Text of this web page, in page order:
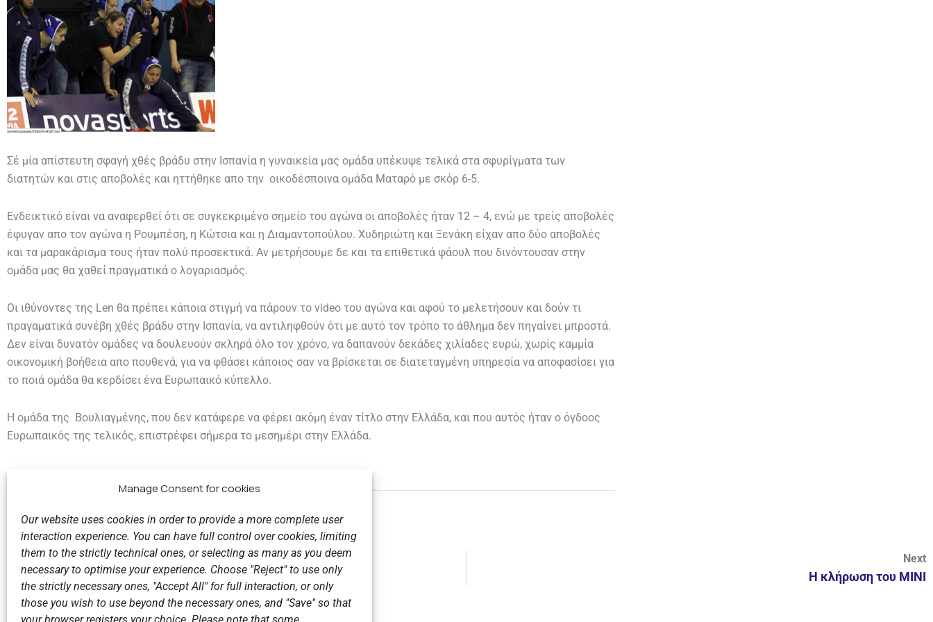
Manage Consent for cookies
Our website uses cookies in order to provide a more complete user
interaction experience. You can have full control over cookies, limiting
them to the strictly technical ones, or selecting as many as you deem
necessary to optimise your experience. Choose "Reject" to use only
the strictly necessary ones, "Accept All" for full interaction, or only
those you wish to use beyond the necessary ones, and "Save" so that
Σέ μία απίστευτη σφαγή χθές βράδυ στην Ισπανία η γυναικεία μας ομάδα υπέκυψε τελικά στα σφυρίγματα των
διατητών και στις αποβολές και ηττήθηκε απο την οικοδέσποινα ομάδα Ματαρό με σκόρ 6-5.
Ενδεικτικό είναι να αναφερθεί ότι σε συγκεκριμένο σημείο του αγώνα οι αποβολές ήταν 12 – 4, ενώ με τρείς αποβολές
έφυγαν απο τον αγώνα η Ρουμπέση, η Κώτσια και η Διαμαντοπούλου. Χυδηριώτη και Ξενάκη είχαν απο δύο αποβολές
και τα μαρακάρισμα τους ήταν πολύ προσεκτικά. Αν μετρήσουμε δε και τα επιθετικά φάουλ που δινόντουσαν στην
ομάδα μας θα χαθεί πραγματικά ο λογαριασμός.
Οι ιθύνοντες της Len θα πρέπει κάποια στιγμή να πάρουν το video του αγώνα και αφού το μελετήσουν και δούν τι
πραγαματικά συνέβη χθές βράδυ στην Ισπανία, να αντιληφθούν ότι με αυτό τον τρόπο το άθλημα δεν πηγαίνει μπροστά.
Δεν είναι δυνατόν ομάδες να δουλευούν σκληρά όλο τον χρόνο, να δαπανούν δεκάδες χιλίαδες ευρώ, χωρίς καμμία
οικονομική βοήθεια απο πουθενά, για να φθάσει κάποιος σαν να βρίσκεται σε διατεταγμένη υπηρεσία να αποφασίσει για
το ποιά ομάδα θα κερδίσει ένα Ευρωπαικό κύπελλο.
Η ομάδα της Βουλιαγμένης, που δεν κατάφερε να φέρει ακόμη έναν τίτλο στην Ελλάδα, και που αυτός ήταν ο όγδοος
Ευρωπαικός της τελικός, επιστρέφει σήμερα το μεσημέρι στην Ελλάδα.
Previous
Και τώρα ο μεγάλος Τελικός.
Next
H κλήρωση του ΜINI